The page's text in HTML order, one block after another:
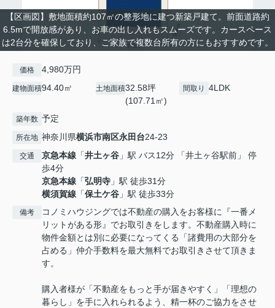
【区画図】敷地面積約107㎡の整形地に建つ新築戸建て。前面道路約
6.5mで開放感があり、お車の出し入れもスムーズです。カースペース
は2台分を確保しており、ご家族で複数台所有の方にもおすすめです。
価格 4,980万円
建物面積94.40㎡ 土地面積32.58坪
(107.71㎡)
間取り 4LDK
築年数 予定
所在地 神奈川県横浜市南区永田台24-23
交通 京急本線 「井土ヶ谷 」駅 バス12分 「井土ヶ谷駅前」 停
歩4分
京急本線 「弘明寺 」駅 徒歩31分
横須賀線 「保土ケ谷 」駅 徒歩33分
備考
コノミハウジングでは不動産の購入をお客様に『一番メ
リットがある形』でお取引きをします。不動産購入時に
物件金額とは別に必要になってくる「諸費用の大部分を
占める」仲介手数料を最大無料でお取引きさせて頂きま
す。
購入者様が「不動産をもっと手が届きやすく」「理想の
暮らし」を手に入れられるよう、精一杯のご協力をさせ